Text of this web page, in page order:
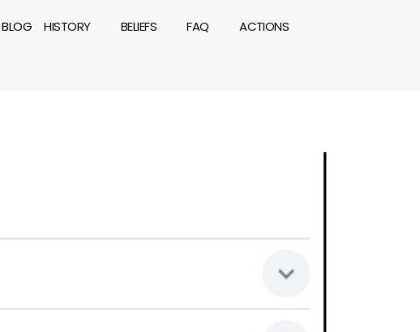
BLOG HISTORY BELIEFS FAQ ACTIONS